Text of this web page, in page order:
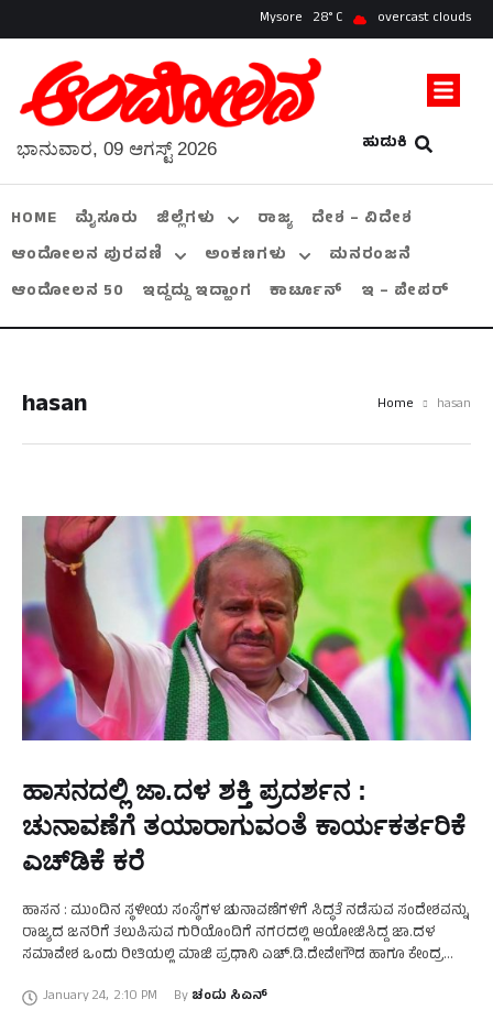
Mysore 28 overcast clouds
ಹುಡುಕಿ
ಭಾನುವಾರ, 09 ಆಗಸ್ಟ್ 2026
HOME ಮೈಸೂರು ಜಿಲ್ಲೆಗಳು ರಾಜ್ಯ
ದೇಶ – ವಿದೇಶ
ಆಂದೋಲನ ಪುರವಣಿ
ಅಂಕಣಗಳು
ಮನರಂಜನೆ
ಆಂದೋಲನ 50
ಇದ್ದದ್ದು ಇದ್ಹಾಂಗ ಕಾರ್ಟೂನ್ ಇ – ಪೇಪರ್
hasan Home hasan
ಹಾಸನದಲ್ಲಿ ಜಾ.ದಳ ಶಕ್ತಿ ಪ್ರದರ್ಶನ :
ಚುನಾವಣೆಗೆ ತಯಾರಾಗುವಂತೆ ಕಾರ್ಯಕರ್ತರಿಕೆ
ಎಚ್‌ಡಿಕೆ ಕರೆ
ಹಾಸನ : ಮುಂದಿನ ಸ್ಥಳೀಯ ಸಂಸ್ಥೆಗಳ ಚುನಾವಣೆಗಳಿಗೆ ಸಿದ್ಧತೆ ನಡೆಸುವ ಸಂದೇಶವನ್ನು
ರಾಜ್ಯದ ಜನರಿಗೆ ತಲುಪಿಸುವ ಗುರಿಯೊಂದಿಗೆ ನಗರದಲ್ಲಿ ಆಯೋಜಿಸಿದ್ದ ಜಾ.ದಳ
ಸಮಾವೇಶ ಒಂದು ರೀತಿಯಲ್ಲಿ ಮಾಜಿ ಪ್ರಧಾನಿ ಎಚ್.ಡಿ.ದೇವೇಗೌಡ ಹಾಗೂ ಕೇಂದ್ರ
January 24, 2:10 PM By ಚಂದು ಸಿಎನ್